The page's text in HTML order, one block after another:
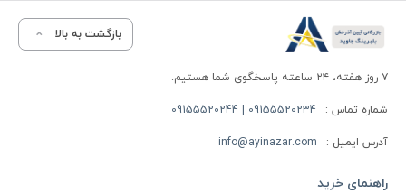
بازگشت به بالا
۷ روز هفته، ۲۴ ساعته پاسخگوی شما هستیم.
شماره تماس : 09155520234 | 09155520244
آدرس ایمیل : info@ayinazar.com
راهنمای خرید